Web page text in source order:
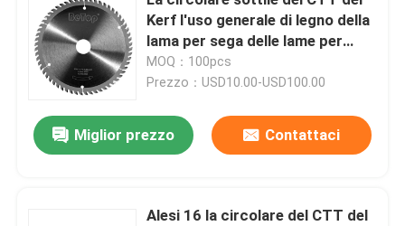
Kerf l'uso generale di legno della
lama per sega delle lame per
sega 350mm
MOQ：100pcs
Prezzo：USD10.00-USD100.00
Miglior prezzo Contattaci
Alesi 16 la circolare del CTT del